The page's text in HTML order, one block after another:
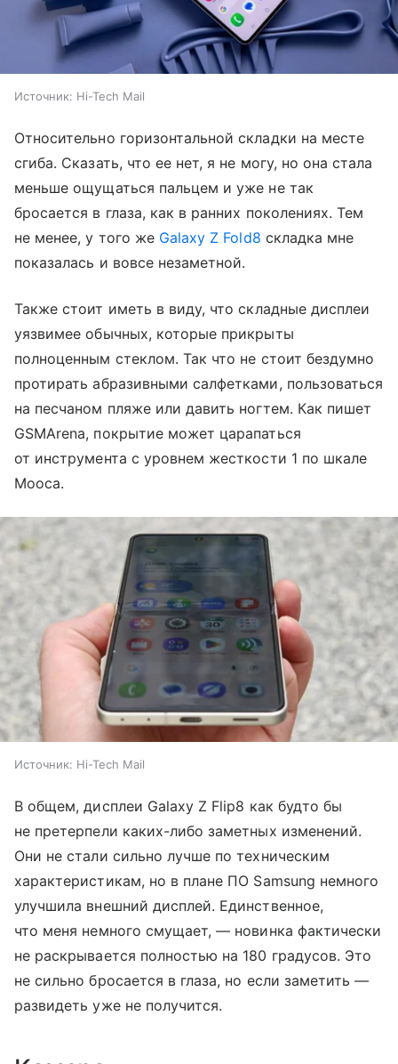
Источник: Hi-Tech Mail
Относительно горизонтальной складки на месте
сгиба. Сказать, что ее нет, я не могу, но она стала
меньше ощущаться пальцем и уже не так
бросается в глаза, как в ранних поколениях. Тем
не менее, у того же Galaxy Z Fold8 складка мне
показалась и вовсе незаметной.
Также стоит иметь в виду, что складные дисплеи
уязвимее обычных, которые прикрыты
полноценным стеклом. Так что не стоит бездумно
протирать абразивными салфетками, пользоваться
на песчаном пляже или давить ногтем. Как пишет
GSMArena, покрытие может царапаться
от инструмента с уровнем жесткости 1 по шкале
Мооса.
Источник: Hi-Tech Mail
В общем, дисплеи Galaxy Z Flip8 как будто бы
не претерпели каких-либо заметных изменений.
Они не стали сильно лучше по техническим
характеристикам, но в плане ПО Samsung немного
улучшила внешний дисплей. Единственное,
что меня немного смущает, — новинка фактически
не раскрывается полностью на 180 градусов. Это
не сильно бросается в глаза, но если заметить —
развидеть уже не получится.